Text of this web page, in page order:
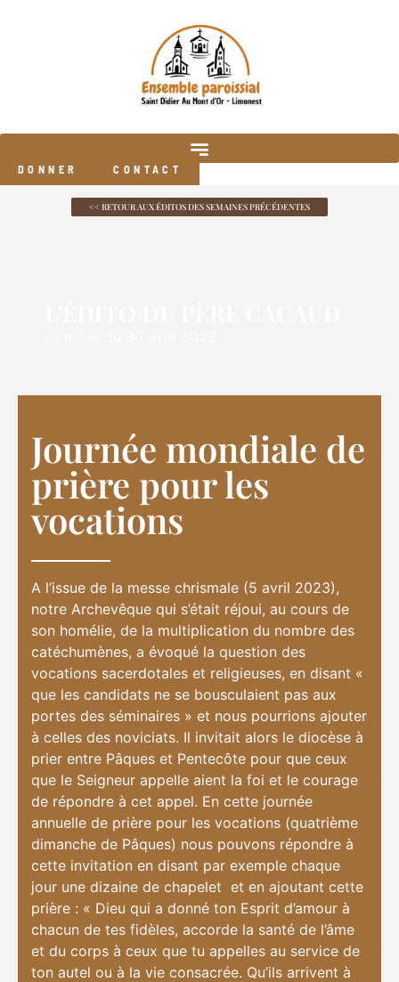
DONNER CONTACT
<< RETOUR AUX ÉDITOS DES SEMAINES PRÉCÉDENTES
Journée mondiale de
prière pour les
vocations
A l’issue de la messe chrismale (5 avril 2023),
notre Archevêque qui s’était réjoui, au cours de
son homélie, de la multiplication du nombre des
catéchumènes, a évoqué la question des
vocations sacerdotales et religieuses, en disant «
que les candidats ne se bousculaient pas aux
portes des séminaires » et nous pourrions ajouter
à celles des noviciats. Il invitait alors le diocèse à
prier entre Pâques et Pentecôte pour que ceux
que le Seigneur appelle aient la foi et le courage
de répondre à cet appel. En cette journée
annuelle de prière pour les vocations (quatrième
dimanche de Pâques) nous pouvons répondre à
cette invitation en disant par exemple chaque
jour une dizaine de chapelet et en ajoutant cette
prière : « Dieu qui a donné ton Esprit d’amour à
chacun de tes fidèles, accorde la santé de l’âme
et du corps à ceux que tu appelles au service de
ton autel ou à la vie consacrée. Qu’ils arrivent à